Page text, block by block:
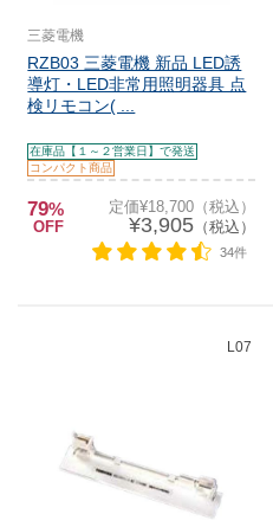
三菱電機
RZB03 三菱電機 新品 LED誘
導灯・LED非常用照明器具 点
検リモコン( ...
在庫品【１～２営業日】で発送
コンパクト商品
79%
OFF
定価¥18,700（税込）
¥3,905（税込）
34件
L07